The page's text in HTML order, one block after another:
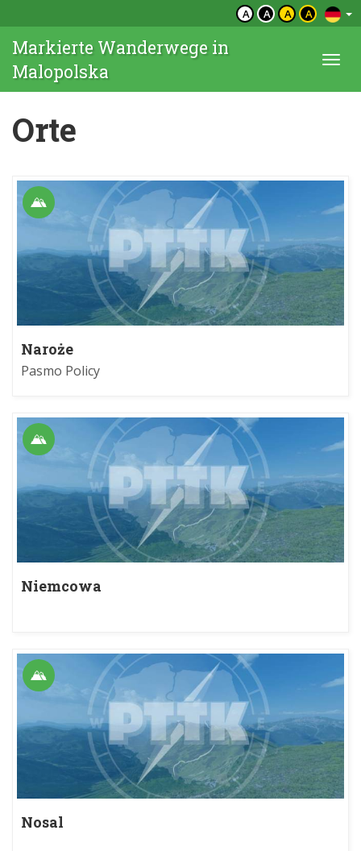
A A A A
Markierte Wanderwege in
Malopolska
Orte
Naroże
Pasmo Policy
Niemcowa
Nosal